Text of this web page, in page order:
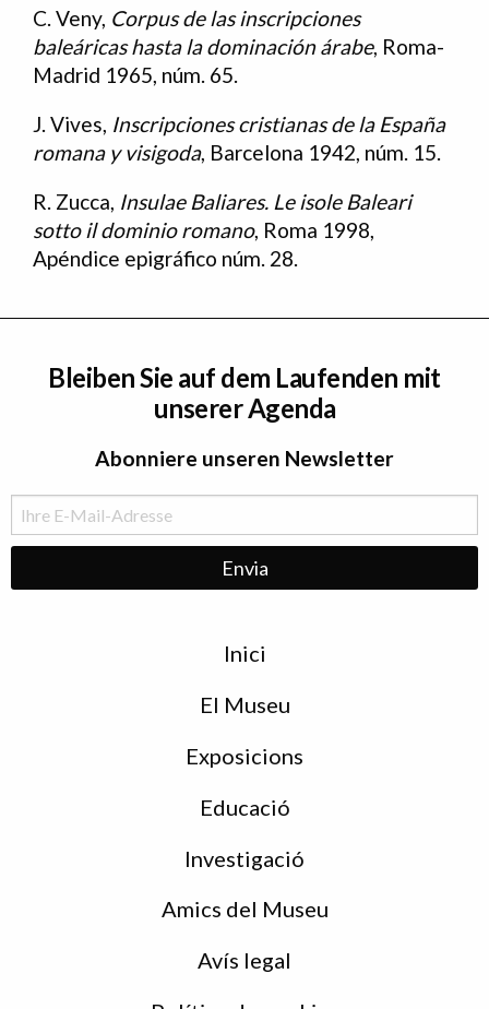
C. Veny, Corpus de las inscripciones
baleáricas hasta la dominación árabe, Roma-
Madrid 1965, núm. 65.
J. Vives, Inscripciones cristianas de la España
romana y visigoda, Barcelona 1942, núm. 15.
R. Zucca, Insulae Baliares. Le isole Baleari
sotto il dominio romano, Roma 1998,
Apéndice epigráfico núm. 28.
Bleiben Sie auf dem Laufenden mit
unserer Agenda
Abonniere unseren Newsletter
Inici
El Museu
Exposicions
Educació
Investigació
Amics del Museu
Avís legal